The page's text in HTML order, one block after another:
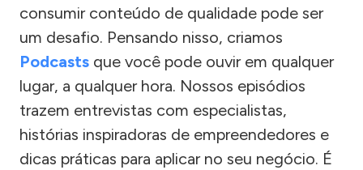
consumir conteúdo de qualidade pode ser
um desafio. Pensando nisso, criamos
Podcasts que você pode ouvir em qualquer
lugar, a qualquer hora. Nossos episódios
trazem entrevistas com especialistas,
histórias inspiradoras de empreendedores e
dicas práticas para aplicar no seu negócio. É